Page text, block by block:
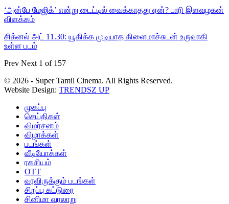
‘அன்பே மேஜிக்’ என்று டைட்டில் வைக்காதது ஏன்? பாரி இளவழகன்
விளக்கம்
சிக்னல் அட் 11.30: யூகிக்க முடியாத கிளைமாச்சுடன் உருவாகி
உள்ள படம்
Prev Next 1 of 157
© 2026 - Super Tamil Cinema. All Rights Reserved.
Website Design: TRENDSZ UP
முகப்பு
செய்திகள்
விமர்சனம்
விழாக்கள்
படங்கள்
வீடியோக்கள்
ரகசியம்
OTT
வரவிருக்கும் படங்கள்
சிறப்பு கட்டுரை
சினிமா வரலாறு